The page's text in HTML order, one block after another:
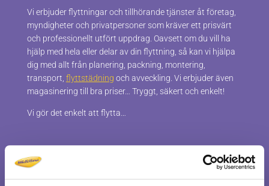
Vi erbjuder flyttningar och tillhörande tjänster åt företag,
myndigheter och privatpersoner som kräver ett prisvärt
och professionellt utfört uppdrag. Oavsett om du vill ha
hjälp med hela eller delar av din flyttning, så kan vi hjälpa
dig med allt från planering, packning, montering,
transport, flyttstädning och avveckling. Vi erbjuder även
magasinering till bra priser… Tryggt, säkert och enkelt!
Vi gör det enkelt att flytta…
Information